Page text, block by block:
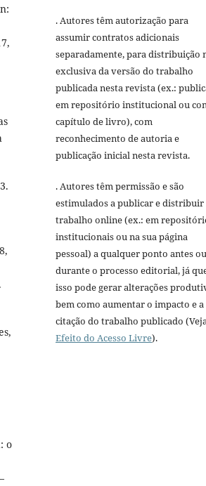
.
o
. Autores têm autorização para
assumir contratos adicionais
separadamente, para distribuição
exclusiva da versão do trabalho
publicada nesta revista (ex.:
em repositório institucional ou
capítulo de livro), com
reconhecimento de autoria e
publicação inicial nesta revista.
. Autores têm permissão e são
estimulados a publicar e distribuir
trabalho online (ex.: em
institucionais ou na sua página
pessoal) a qualquer ponto antes ou
durante o processo editorial, já
isso pode gerar alterações
bem como aumentar o impacto e a
citação do trabalho publicado
Efeito do Acesso Livre).